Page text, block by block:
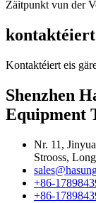
Zäitpunkt vun der
Kontaktéiert eis
Shenzhen
Equipment
Nr. 11,
Strooss,
+86-
+86-